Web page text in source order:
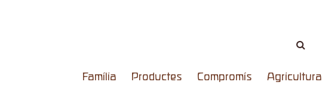
Família Productes Compromís Agricultura